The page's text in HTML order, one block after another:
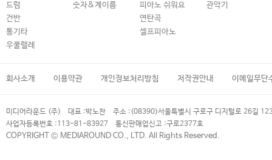
드럼
건반
통기타
우쿨렐레
숫자&계이름
피아노 쉬워요
연탄곡
셀프피아노
관악기
회사소개 이용약관 개인정보처리방침 저작권안내 이메일무단
미디어라운드 (주) 대표 :박노찬 주소 : (08390)서울특별시 구로구 디지털로 26길
사업자등록번호 :113-81-83927 통신판매업신고 :구로2377호
COPYRIGHT © MEDIAROUND CO., LTD. All Rights Reserved.